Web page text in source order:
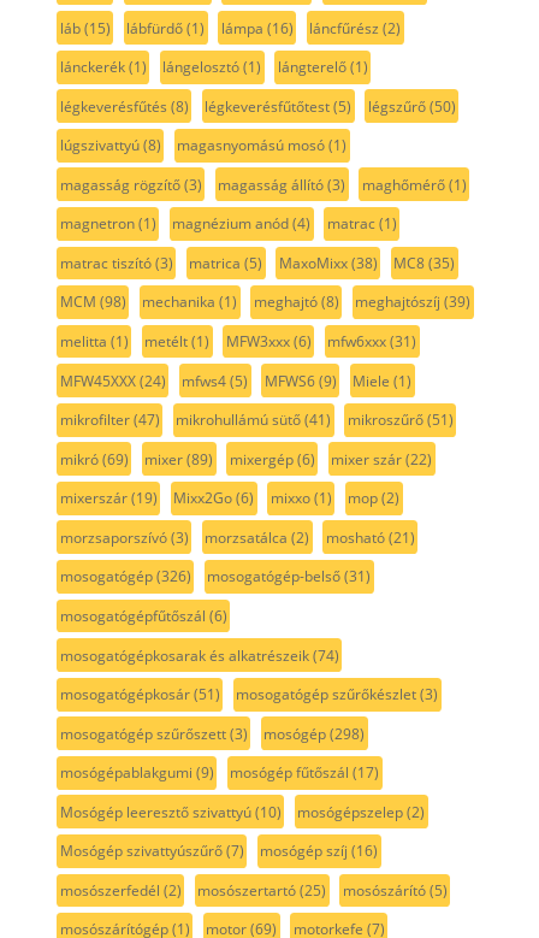
láb(15) lábfürdő(1) lámpa (16) láncfűrész (2)
lánckerék(1) lángelosztó(1) lángterelő(1)
légkeverésfűtés (8) légkeverésfűtőtest(5) légszűrő(50)
lúgszivattyú(8) magasnyomású mosó(1)
magasság rögzítő(3) magasság állító(3) maghőmérő(1)
magnetron(1) magnézium anód(4) matrac(1)
matrac tiszító(3) matrica (5) MaxoMixx(38) MC8(35)
MCM (98) mechanika (1) meghajtó(8) meghajtószíj (39)
melitta (1) metélt(1) MFW3xxx(6) mfw6xxx(31)
MFW45XXX(24) mfws4(5) MFWS6(9) Miele (1)
mikrofilter(47) mikrohullámú sütő(41) mikroszűrő(51)
mikró(69) mixer(89) mixergép(6) mixer szár(22)
mixerszár(19) Mixx2Go(6) mixxo(1) mop(2)
morzsaporszívó(3) morzsatálca (2) mosható(21)
mosogatógép(326) mosogatógép-belső(31)
mosogatógépfűtőszál (6)
mosogatógépkosarak és alkatrészeik(74)
mosogatógépkosár(51) mosogatógép szűrőkészlet(3)
mosogatógép szűrőszett(3) mosógép(298)
mosógépablakgumi (9) mosógép fűtőszál (17)
Mosógép leeresztő szivattyú(10) mosógépszelep(2)
Mosógép szivattyúszűrő(7) mosógép szíj (16)
mosószerfedél (2) mosószertartó(25) mosószárító(5)
mosószárítógép(1) motor(69) motorkefe (7)